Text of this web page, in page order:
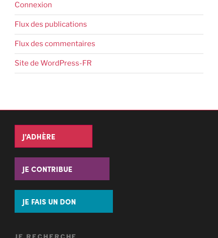
Connexion
Flux des publications
Flux des commentaires
Site de WordPress-FR
J'ADHÈRE
JE CONTRIBUE
JE FAIS UN DON
JE RECHERCHE